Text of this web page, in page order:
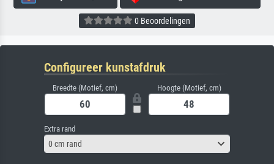
0 Beoordelingen
Configureer kunstafdruk
Breedte (Motief, cm) Hoogte (Motief, cm)
Extra rand
0 cm rand